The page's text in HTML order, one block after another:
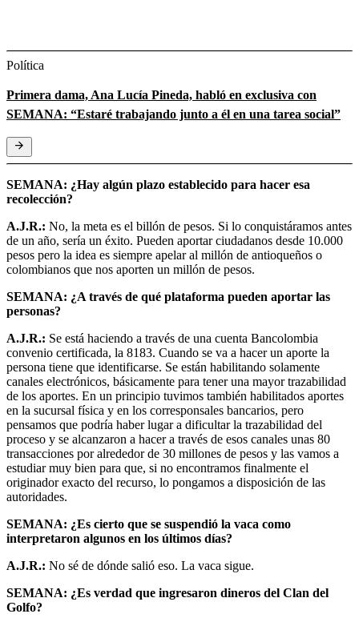
Política
Primera dama, Ana Lucía Pineda, habló en exclusiva con
SEMANA: “Estaré trabajando junto a él en una tarea social”
SEMANA: ¿Hay algún plazo establecido para hacer esa
recolección?
A.J.R.: No, la meta es el billón de pesos. Si lo conquistáramos antes
de un año, sería un éxito. Pueden aportar ciudadanos desde 10.000
pesos pero la idea es siempre apelar al millón de antioqueños o
colombianos que nos aporten un millón de pesos.
SEMANA: ¿A través de qué plataforma pueden aportar las
personas?
A.J.R.: Se está haciendo a través de una cuenta Bancolombia
convenio certificada, la 8183. Cuando se va a hacer un aporte la
persona tiene que identificarse. Se están habilitando solamente
canales electrónicos, básicamente para tener una mayor trazabilidad
de los aportes. En un principio tuvimos también habilitados aportes
en la sucursal física y en los corresponsales bancarios, pero
pensamos que podría haber lugar a dificultar la trazabilidad del
proceso y se alcanzaron a hacer a través de esos canales unas 80
transacciones por alrededor de 30 millones de pesos y las vamos a
estudiar muy bien para que, si no encontramos finalmente el
originador exacto del recurso, lo pongamos a disposición de las
autoridades.
SEMANA: ¿Es cierto que se suspendió la vaca como
interpretaron algunos en los últimos días?
A.J.R.: No sé de dónde salió eso. La vaca sigue.
SEMANA: ¿Es verdad que ingresaron dineros del Clan del
Golfo?